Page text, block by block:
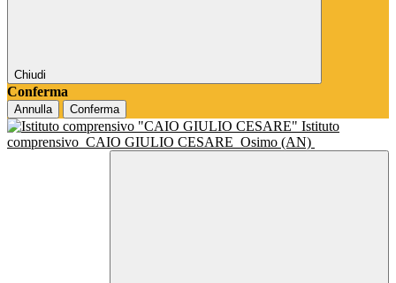
Chiudi
Conferma
Annulla Conferma
Istituto
comprensivo CAIO GIULIO CESARE Osimo (AN)